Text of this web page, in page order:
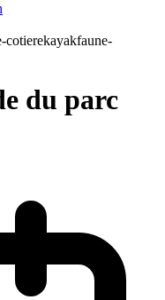
cotierekayakfaune-
du parc